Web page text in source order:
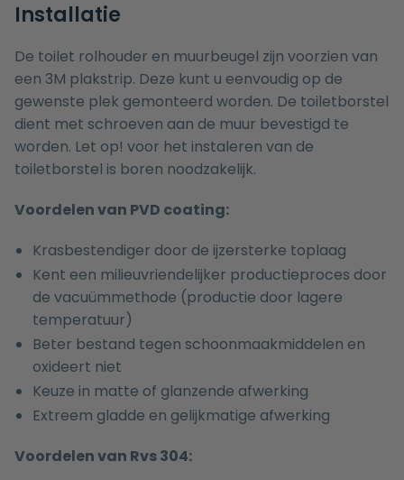
Installatie
De toilet rolhouder en muurbeugel zijn voorzien van
een 3M plakstrip. Deze kunt u eenvoudig op de
gewenste plek gemonteerd worden. De toiletborstel
dient met schroeven aan de muur bevestigd te
worden. Let op! voor het instaleren van de
toiletborstel is boren noodzakelijk.
Voordelen van PVD coating:
Krasbestendiger door de ijzersterke toplaag
Kent een milieuvriendelijker productieproces door
de vacuümmethode (productie door lagere
temperatuur)
Beter bestand tegen schoonmaakmiddelen en
oxideert niet
Keuze in matte of glanzende afwerking
Extreem gladde en gelijkmatige afwerking
Voordelen van Rvs 304: